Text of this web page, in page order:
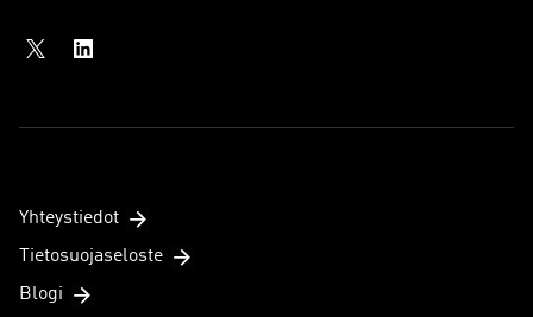
Yhteystiedot
Tietosuojaseloste
Blogi